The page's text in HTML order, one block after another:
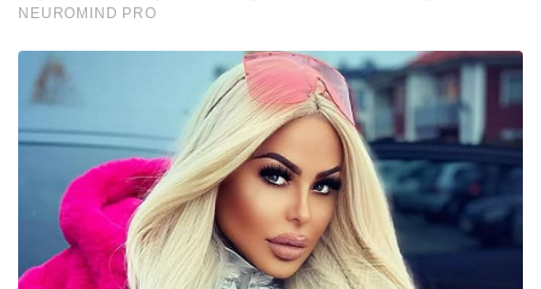
തീവ്രവാദ പ്രചാരണത്തിനെതിരെ ശക്തമായ
പ്രസിദ്ധീകരണങ്ങൾ നിരോധിച്ച് മഹാരാഷ്ട്ര സർക്കാർ
നിലവിലെ സാഹചര്യത്തിൽ നദികൾ
മുറിച്ചുകടക്കാനോ ജലാശയങ്ങളിൽ കുളിക്കാനും
മീൻപിടിക്കാനും ഇറങ്ങാനോ പാടില്ല.
ജലാശയങ്ങൾക്ക് മുകളിലുള്ള പാലങ്ങളിൽ കയറി
കാഴ്ചകൾ കാണുന്നതും സെൽഫി എടുക്കുന്നതും